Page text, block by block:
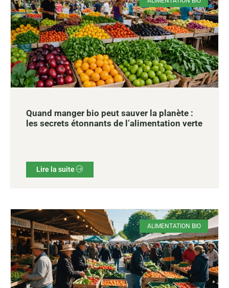
Quand manger bio peut sauver la planète :
les secrets étonnants de l’alimentation verte
Lire la suite
ALIMENTATION BIO